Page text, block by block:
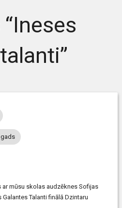
gads
ar mūsu skolas audzēknes Sofijas
Talanti finālā Dzintaru